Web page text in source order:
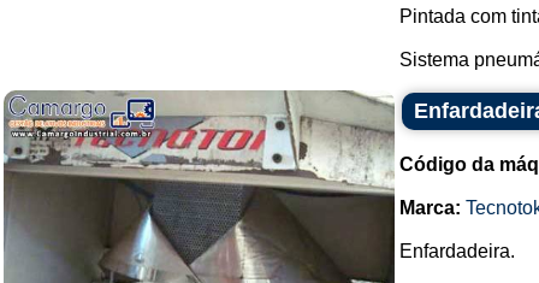
Pintada com
Sistema
Código da
Marca:
Enfardadeira.